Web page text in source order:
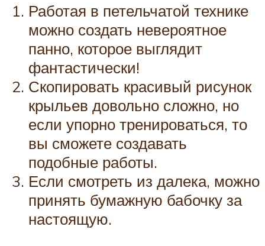
Работая в петельчатой технике
можно создать невероятное
панно, которое выглядит
фантастически!
Скопировать красивый рисунок
крыльев довольно сложно, но
если упорно тренироваться, то
вы сможете создавать
подобные работы.
Если смотреть из далека, можно
принять бумажную бабочку за
настоящую.